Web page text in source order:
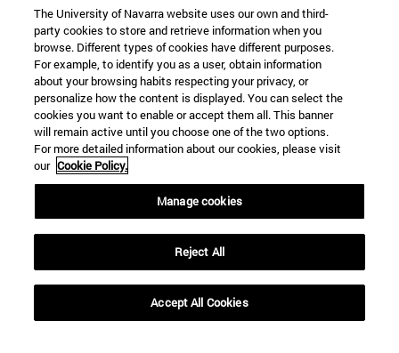
BUSCAR
The University of Navarra website uses our own and third-
party cookies to store and retrieve information when you
browse. Different types of cookies have different purposes.
For example, to identify you as a user, obtain information
about your browsing habits respecting your privacy, or
personalize how the content is displayed. You can select the
cookies you want to enable or accept them all. This banner
will remain active until you choose one of the two options.
For more detailed information about our cookies, please visit
our Cookie Policy.
Manage cookies
Reject All
Accept All Cookies